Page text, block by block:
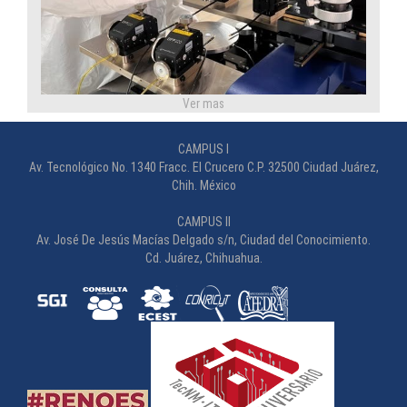
investigación en semiconductores
Ver mas
CAMPUS I
Av. Tecnológico No. 1340 Fracc. El Crucero C.P. 32500 Ciudad Juárez,
Chih. México
CAMPUS II
Av. José De Jesús Macías Delgado s/n, Ciudad del Conocimiento.
Cd. Juárez, Chihuahua.